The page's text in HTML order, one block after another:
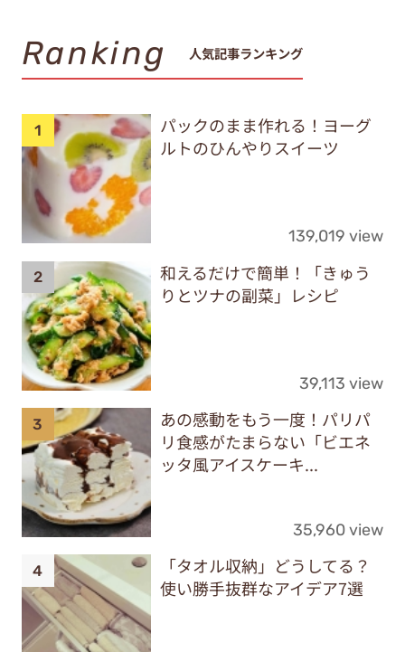
Ranking 人気記事ランキング
パックのまま作れる！ヨーグ
ルトのひんやりスイーツ
139,019 view
和えるだけで簡単！「きゅう
りとツナの副菜」レシピ
39,113 view
あの感動をもう一度！パリパ
リ食感がたまらない「ビエネ
ッタ風アイスケーキ...
35,960 view
「タオル収納」どうしてる？
使い勝手抜群なアイデア7選